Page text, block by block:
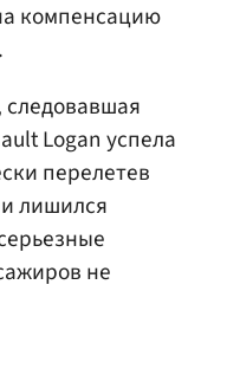
компенсацию
следовавшая
Logan успела
перелетев
лишился
не